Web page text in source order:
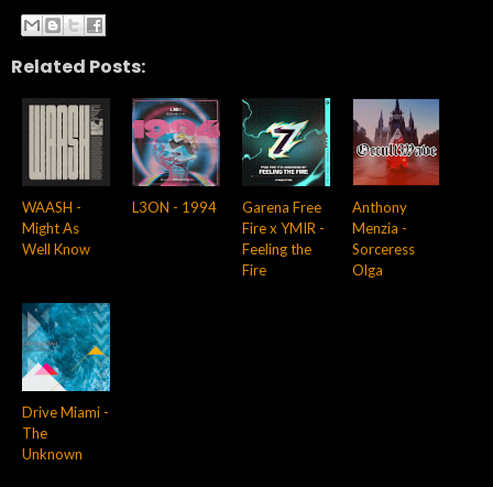
Related Posts:
WAASH -
Might As
Well Know
L3ON - 1994
Garena Free
Fire x YMIR -
Feeling the
Fire
Anthony
Menzia -
Sorceress
Olga
Drive Miami -
The
Unknown